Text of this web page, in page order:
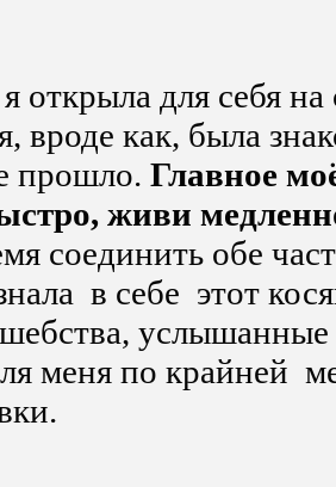
открыла для себя
вроде как, была
прошло. Главное
живи
соединить обе
в себе этот
меня по крайней